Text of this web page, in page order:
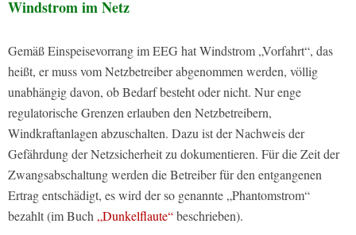
Windstrom im Netz
Gemäß Einspeisevorrang im EEG hat Windstrom „Vorfahrt“, das
heißt, er muss vom Netzbetreiber abgenommen werden, völlig
unabhängig davon, ob Bedarf besteht oder nicht. Nur enge
regulatorische Grenzen erlauben den Netzbetreibern,
Windkraftanlagen abzuschalten. Dazu ist der Nachweis der
Gefährdung der Netzsicherheit zu dokumentieren. Für die Zeit der
Zwangsabschaltung werden die Betreiber für den entgangenen
Ertrag entschädigt, es wird der so genannte „Phantomstrom“
bezahlt (im Buch „Dunkelflaute“beschrieben).